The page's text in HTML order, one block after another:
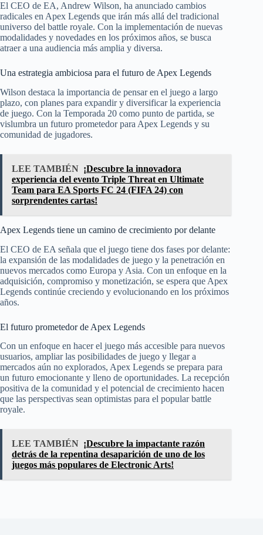
El CEO de EA, Andrew Wilson, ha anunciado cambios
radicales en Apex Legends que irán más allá del tradicional
universo del battle royale. Con la implementación de nuevas
modalidades y novedades en los próximos años, se busca
atraer a una audiencia más amplia y diversa.
Una estrategia ambiciosa para el futuro de Apex Legends
Wilson destaca la importancia de pensar en el juego a largo
plazo, con planes para expandir y diversificar la experiencia
de juego. Con la Temporada 20 como punto de partida, se
vislumbra un futuro prometedor para Apex Legends y su
comunidad de jugadores.
LEE TAMBIÉN ¡Descubre la innovadora
experiencia del evento Triple Threat en Ultimate
Team para EA Sports FC 24 (FIFA 24) con
sorprendentes cartas!
Apex Legends tiene un camino de crecimiento por delante
El CEO de EA señala que el juego tiene dos fases por delante:
la expansión de las modalidades de juego y la penetración en
nuevos mercados como Europa y Asia. Con un enfoque en la
adquisición, compromiso y monetización, se espera que Apex
Legends continúe creciendo y evolucionando en los próximos
años.
El futuro prometedor de Apex Legends
Con un enfoque en hacer el juego más accesible para nuevos
usuarios, ampliar las posibilidades de juego y llegar a
mercados aún no explorados, Apex Legends se prepara para
un futuro emocionante y lleno de oportunidades. La recepción
positiva de la comunidad y el potencial de crecimiento hacen
que las perspectivas sean optimistas para el popular battle
royale.
LEE TAMBIÉN ¡Descubre la impactante razón
detrás de la repentina desaparición de uno de los
juegos más populares de Electronic Arts!